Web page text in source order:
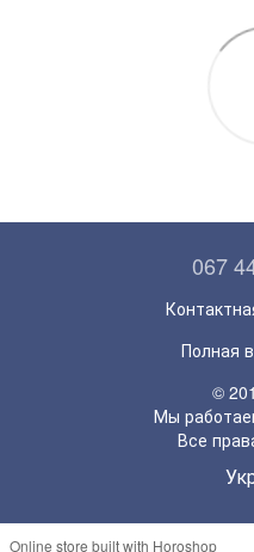
067
Полная
©
Мы
Все
Online store built with Horoshop